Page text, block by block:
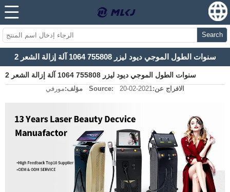
Search
2 سنوات الطول الموجي ديود ليزر 755808 1064 آلة إزالة الشعر
2 سنوات الطول الموجي ديود ليزر 755808 1064 آلة إزالة الشعر
مؤلف:مورفي Source: الافراج عن:2021-02-20